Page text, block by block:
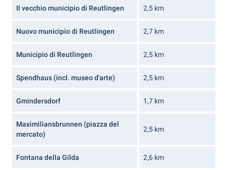
Il vecchio municipio di Reutlingen 2,5 km
Nuovo municipio di Reutlingen 2,7 km
Municipio di Reutlingen 2,5 km
Spendhaus (incl. museo d'arte) 2,5 km
Gmindersdorf 1,7 km
Maximiliansbrunnen (piazza del
mercato)
2,5 km
Fontana della Gilda 2,6 km